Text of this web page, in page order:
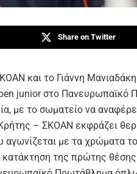
Share on Twitter
και το Γιάννη
junior στο Πανευρωπαϊκό
με το σωματείο να
– ΣΚΟΑΝ εκφράζει
αγωνίζεται με τα χρώματα
κατάκτηση της πρώτης